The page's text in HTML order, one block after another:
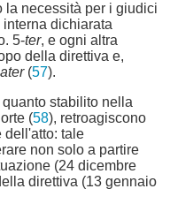
la necessità per i giudici
dichiarata
5-ter, e ogni altra
della direttiva e,
(57).
stabilito nella
(58), retroagiscono
dell'atto: tale
non solo a partire
(24 dicembre
direttiva (13 gennaio